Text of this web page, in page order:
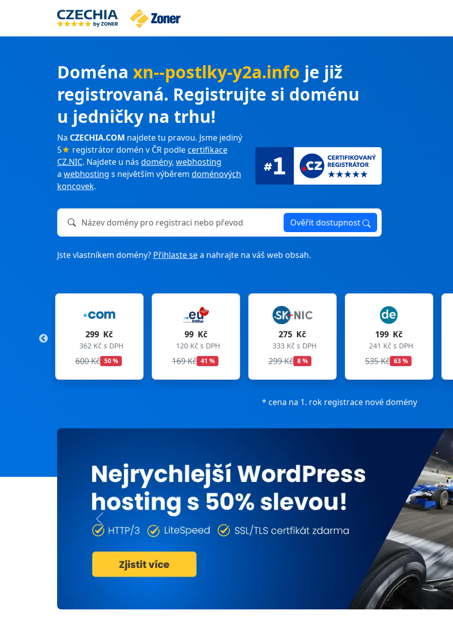
Doména xn--postlky-y2a.info je již
registrovaná. Registrujte si doménu
u jedničky na trhu!
Na CZECHIA.COM najdete tu pravou. Jsme jediný
5★ registrátor domén v ČR podlecertifikace
CZ.NIC. Najdete u nás domény, webhosting
a webhosting s největším výběrem doménových
koncovek.
Název domény k registraci nebo převodu Ověřit dostupnost
Jste vlastníkem domény? Přihlaste sea nahrajte na váš web obsah.
299 Kč
362 Kč s DPH 120 Kč s DPH
169 Kč
333 Kč s DPH
299 Kč
241 Kč s DPH
535 Kč
241 Kč s
699 Kč
* cena na 1. rok registrace nové domény
Previous